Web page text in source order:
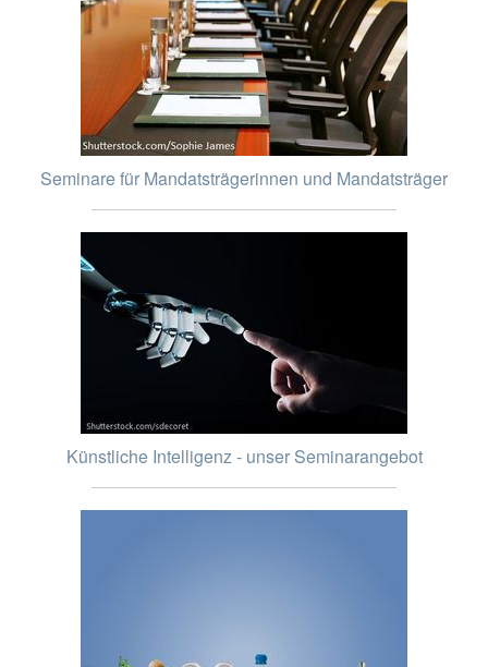
Seminare für Mandatsträgerinnen und Mandatsträger
Künstliche Intelligenz - unser Seminarangebot